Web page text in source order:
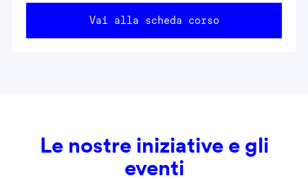
Vai alla scheda corso
Le nostre iniziative e gli
eventi